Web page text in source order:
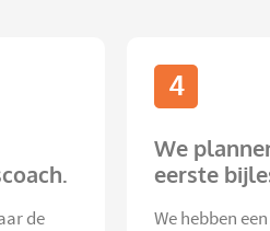
de
4
We
eerste
We hebben